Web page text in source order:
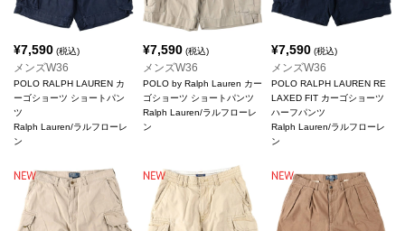
¥7,590 (税込)
メンズW36
POLO RALPH LAUREN カ
ーゴショーツ ショートパン
ツ
Ralph Lauren/ラルフローレ
ン
¥7,590(税込)
メンズW36
POLO by Ralph Lauren カー
ゴショーツ ショートパンツ
Ralph Lauren/ラルフローレ
ン
¥7,590 (税込)
メンズW36
POLO RALPH LAUREN RE
LAXED FIT カーゴショーツ
ハーフパンツ
Ralph Lauren/ラルフローレ
ン